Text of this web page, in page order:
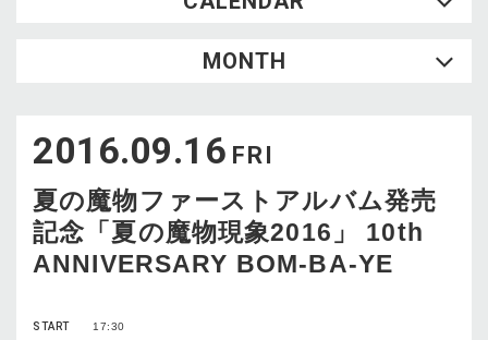
WED
2
3 4 5
16
17 18 19 20 21
22
23
24 25 26 27 28
29
30
31
MONTH
2016.09.16 FRI
夏の魔物ファーストアルバム発売
記念「夏の魔物現象2016」 10th
ANNIVERSARY BOM-BA-YE
START
17:30